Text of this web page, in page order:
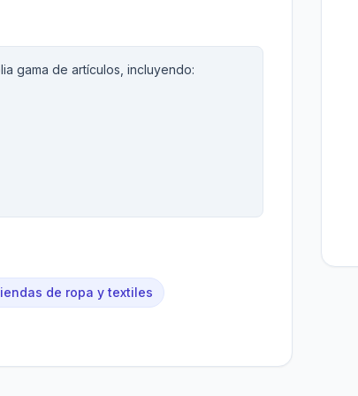
gama de artículos, incluyendo:
de ropa y textiles